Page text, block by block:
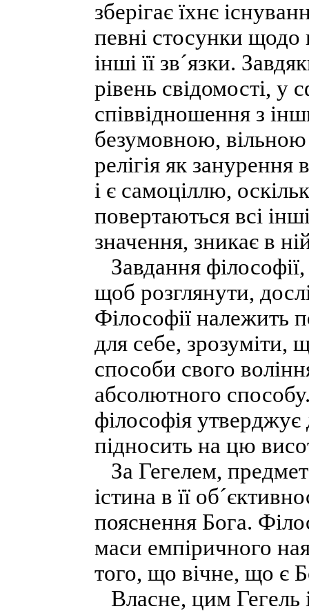
зберігає їхнє
певні стосунки щодо
інші її зв´язки.
рівень свідомості, у
співвідношення з
безумовною, вільною
релігія як
і є самоціллю,
повертаються всі
значення, зникає в
Завдання
щоб розглянути,
Філософії належить
для себе, зрозуміти,
способи свого
абсолютного
філософія утверджує
підносить на цю
За Гегелем,
істина в її
пояснення Бога.
маси емпіричного
того, що вічне, що є
Власне, цим Гегель